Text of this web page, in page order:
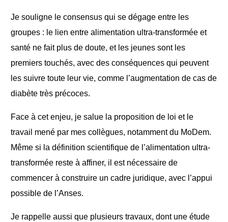
Je souligne le consensus qui se dégage entre les
groupes : le lien entre alimentation ultra-transformée et
santé ne fait plus de doute, et les jeunes sont les
premiers touchés, avec des conséquences qui peuvent
les suivre toute leur vie, comme l’augmentation de cas de
diabète très précoces.
Face à cet enjeu, je salue la proposition de loi et le
travail mené par mes collègues, notamment du MoDem.
Même si la définition scientifique de l’alimentation ultra-
transformée reste à affiner, il est nécessaire de
commencer à construire un cadre juridique, avec l’appui
possible de l’Anses.
Je rappelle aussi que plusieurs travaux, dont une étude